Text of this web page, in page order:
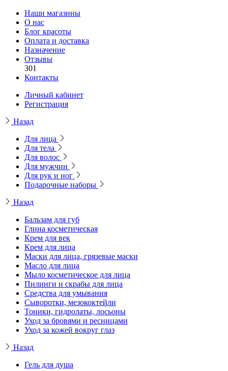
Наши магазины
О нас
Блог красоты
Оплата и доставка
Назначение
Отзывы
301
Контакты
Личный кабинет
Регистрация
Назад
Для лица
Для тела
Для волос
Для мужчин
Для рук и ног
Подарочные наборы
Назад
Бальзам для губ
Глина косметическая
Крем для век
Крем для лица
Маски для лица, грязевые маски
Масло для лица
Мыло косметическое для лица
Пилинги и скрабы для лица
Средства для умывания
Сыворотки, мезококтейли
Тоники, гидролаты, лосьоны
Уход за бровями и ресницами
Уход за кожей вокруг глаз
Назад
Гель для душа